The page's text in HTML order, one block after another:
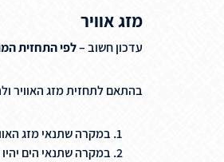
מזג אוויר
עדכון חשוב –לפי התחזית
בהתאם לתחזית מזג האוויר
במקרה שתנאי מזג
במקרה שתנאי הים